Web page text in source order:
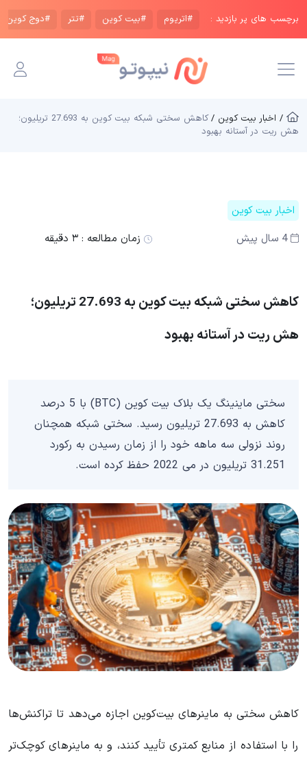
برچسب های پر بازدید : #اتریوم #بیت کوین #تتر #دوج کوین
/ اخبار بیت کوین /
کاهش سختی شبکه بیت کوین به 27.693 تریلیون؛
هش ریت در آستانه بهبود
اخبار بیت کوین
4 سال پیش
زمان مطالعه : ۳ دقیقه
کاهش سختی شبکه بیت کوین به 27.693 تریلیون؛
هش ریت در آستانه بهبود
سختی ماینینگ یک بلاک بیت کوین (BTC) با 5 درصد
کاهش به 27.693 تریلیون رسید. سختی شبکه همچنان
روند نزولی سه ماهه خود را از زمان رسیدن به رکورد
31.251 تریلیون در می 2022 حفظ کرده است.
کاهش سختی به ماینرهای بیت‌کوین اجازه می‌دهد تا تراکنش‌ها
را با استفاده از منابع کمتری تأیید کنند، و به ماینرهای کوچک‌تر